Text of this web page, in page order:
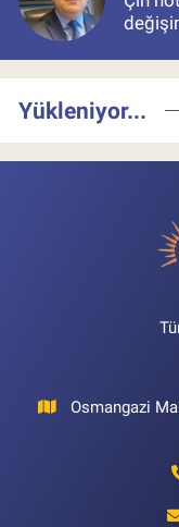
Yükleniyor...
Osmangazi